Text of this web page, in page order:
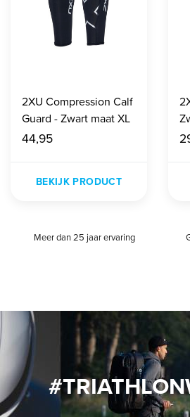
2XU Compression Calf
Guard - Zwart maat XL
44,95
BEKIJK PRODUCT
Meer dan 25 jaar ervaring